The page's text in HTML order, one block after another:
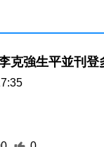
克強生平並刊登